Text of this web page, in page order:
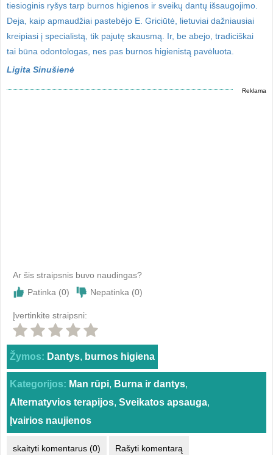
tiesioginis ryšys tarp burnos higienos ir sveikų dantų išsaugojimo.
Deja, kaip apmaudžiai pastebėjo E. Griciūtė, lietuviai dažniausiai
kreipiasi į specialistą, tik pajutę skausmą. Ir, be abejo, tradiciškai
tai būna odontologas, nes pas burnos higienistą pavėluota.
Ligita Sinušienė
Reklama
Ar šis straipsnis buvo naudingas?
Patinka (0) Nepatinka (0)
Įvertinkite straipsni:
Žymos: Dantys, burnos higiena
Kategorijos: Man rūpi, Burna ir dantys,
Alternatyvios terapijos, Sveikatos apsauga,
Įvairios naujienos
skaityti komentarus (0) Rašyti komentarą